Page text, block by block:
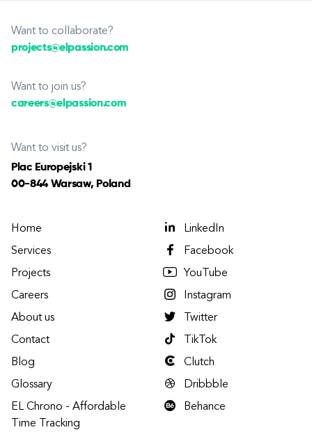
Want to collaborate?
projects@elpassion.com
Want to join us?
careers@elpassion.com
Want to visit us?
Plac Europejski 1
00-844 Warsaw, Poland
Home
Services
Projects
Careers
About us
Contact
Blog
Glossary
EL Chrono - Affordable
Time Tracking
LinkedIn
Facebook
YouTube
Instagram
Twitter
TikTok
Clutch
Dribbble
Behance